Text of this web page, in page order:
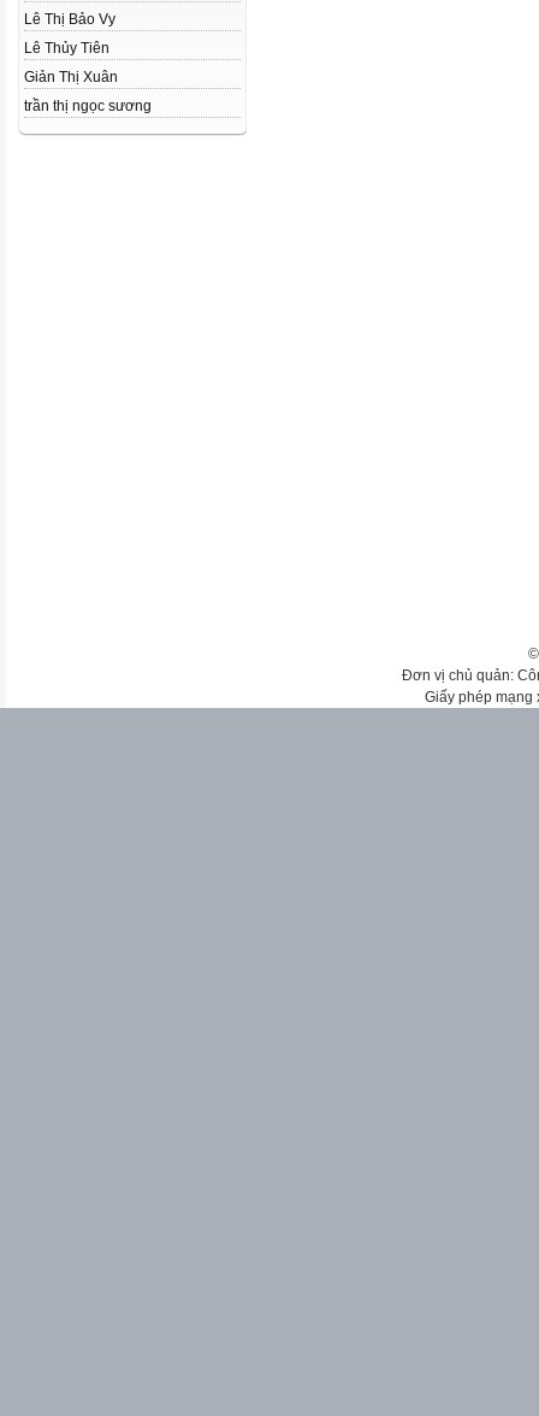
Lê Thị Bảo Vy
Lê Thủy Tiên
Giản Thị Xuân
trần thị ngọc sương
Đơn vị chủ quản:
Giấy phép mạng